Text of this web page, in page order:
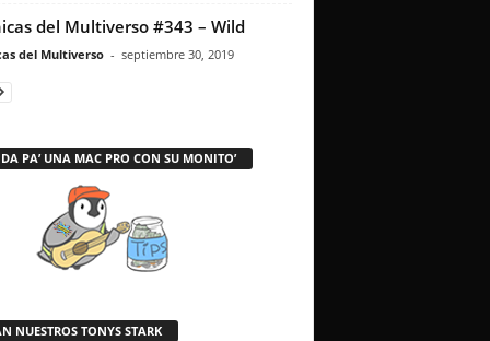
del Multiverso #343 – Wild
del Multiverso - septiembre 30, 2019
PA’ UNA MAC PRO CON SU MONITO’
NUESTROS TONYS STARK